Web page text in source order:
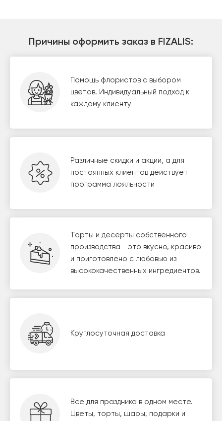
Причины оформить заказ в FIZALIS:
Помощь флористов с выбором
цветов. Индивидуальный подход к
каждому клиенту
Различные скидки и акции, а для
постоянных клиентов действует
программа лояльности
Торты и десерты собственного
производства - это вкусно, красиво
и приготовлено с любовью из
высококачественных ингредиентов.
Круглосуточная доставка
Все для праздника в одном месте.
Цветы, торты, шары, подарки и